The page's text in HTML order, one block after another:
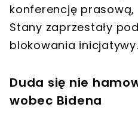
konferencję
Stany zaprzestały
blokowania inicjatywy.
Duda się nie
wobec Bidena